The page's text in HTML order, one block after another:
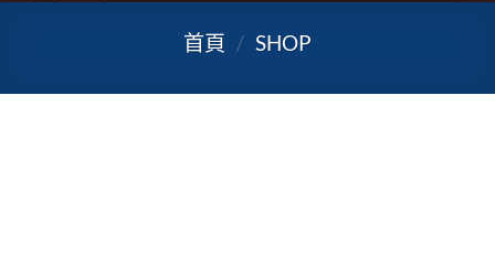
首頁 / SHOP